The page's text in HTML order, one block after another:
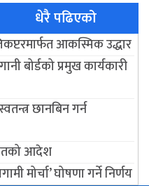
धेरै पढिएको
आकस्मिक उद्धार
बोर्डको प्रमुख कार्यकारी
छानबिन गर्न
आदेश
मोर्चा’ घोषणा गर्ने निर्णय